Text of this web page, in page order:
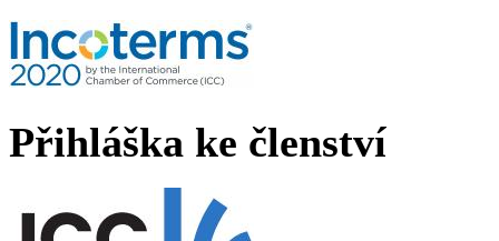
Přihláška ke členství